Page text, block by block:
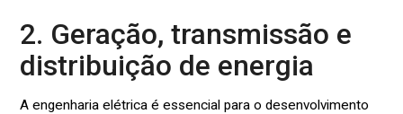
2. Geração, transmissão e
distribuição de energia
A engenharia elétrica é essencial para o desenvolvimento